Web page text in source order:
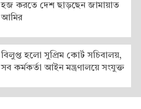
হজ করতে দেশ ছাড়ছেন জামায়াত
আমির
বিলুপ্ত হলো সুপ্রিম কোর্ট সচিবালয়,
সব কর্মকর্তা আইন মন্ত্রণালয়ে সংযুক্ত